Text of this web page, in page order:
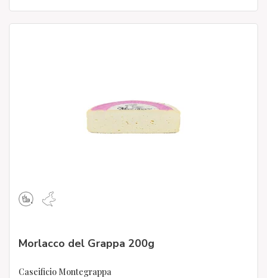
Morlacco del Grappa 200g
Caseificio Montegrappa